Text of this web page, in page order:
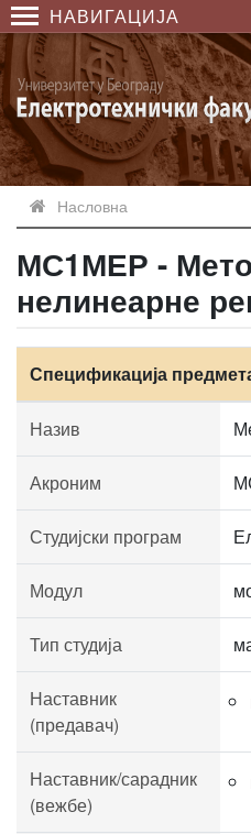
НАВИГАЦИЈА
Насловна
МС1МЕР -
нелинеарне
Спецификација
Назив
Акроним
Студијски програм
Модул
Тип студија
Наставник
(предавач)
Наставник/сарадник
(вежбе)